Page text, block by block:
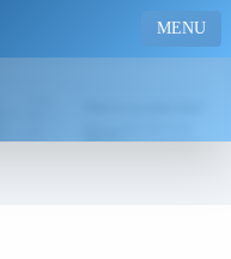
MENU